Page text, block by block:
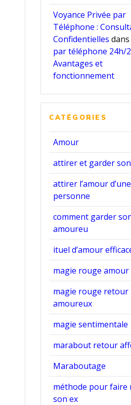
Voyance Privée par
Téléphone :
Confidentielles
par téléphone 24h/
Avantages et
fonctionnement
CATÉGORIES
Amour
attirer et garder
attirer l’amour d’une
personne
comment garder
amoureu
ituel d’amour
magie rouge amour
magie rouge retour
amoureux
magie sentimentale
marabout retour
Maraboutage
méthode pour faire
son ex